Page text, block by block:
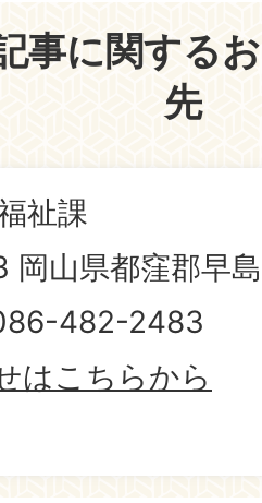
事に関する
先
祉課
岡山県都窪郡早
482-2483
はこちらから